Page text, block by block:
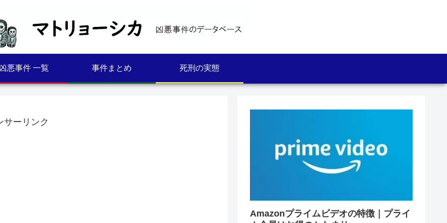
悪事件 一覧 事件まとめ 死刑の実態
サーリンク
Amazonプライムビデオの特徴｜プライ